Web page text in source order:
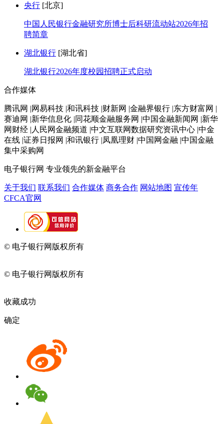
央行 [北京]
中国人民银行金融研究所博士后科研流动站2026年招
聘简章
湖北银行 [湖北省]
湖北银行2026年度校园招聘正式启动
合作媒体
腾讯网 |网易科技 |和讯科技 |财新网 |金融界银行 |东方财富网 |
赛迪网 |新华信息化 |同花顺金融服务网 |中国金融新闻网 |新华
网财经 |人民网金融频道 |中文互联网数据研究资讯中心 |中金
在线 |证券日报网 |和讯银行 |凤凰理财 |中国网金融 |中国金融
集中采购网
电子银行网 专业领先的新金融平台
关于我们 联系我们 合作媒体 商务合作 网站地图 宣传年
CFCA官网
© 电子银行网版权所有
© 电子银行网版权所有
收藏成功
确定